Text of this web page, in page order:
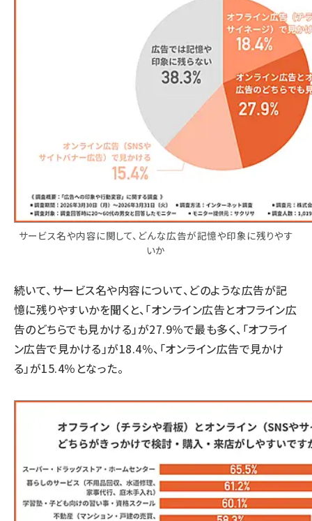
サービス名や内容に関して、どんな広告が記憶や印象に残りやす
いか
続いて、サービス名や内容について、どのような広告が記
憶に残りやすいかを聞くと、「オンライン広告とオフライン広
告のどちらでも見かける」が27.9％で最も多く、「オフライ
ン広告で見かける」が18.4％、「オンライン広告で見かけ
る」が15.4％となった。